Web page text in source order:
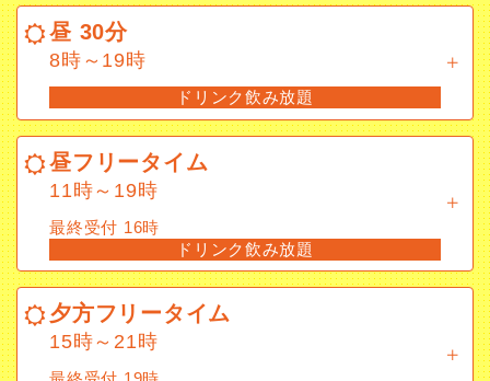
昼 30分
8時～19時
ドリンク飲み放題
昼フリータイム
11時～19時
最終受付 16時
ドリンク飲み放題
夕方フリータイム
15時～21時